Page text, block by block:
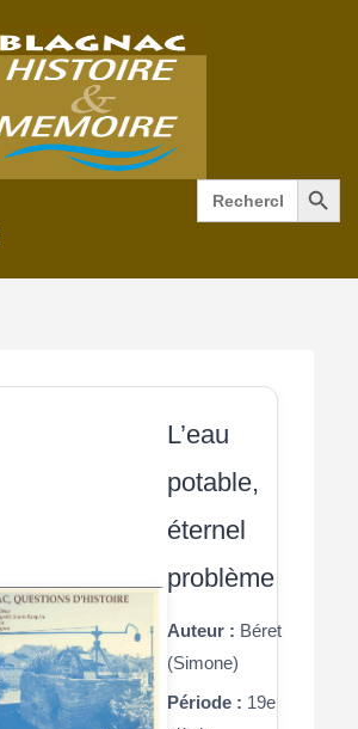
Search
for:
Search Button
L’eau
potable,
éternel
problème
Auteur : Béret
(Simone)
Période : 19e